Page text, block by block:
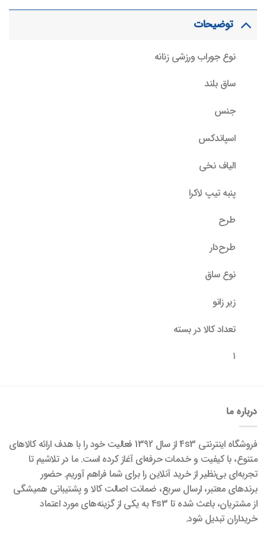
توضیحات
نوع جوراب ورزشی زنانه
ساق بلند
جنس
اسپاندکس
الیاف نخی
پنبه تیپ لاکرا
طرح
طرح‌دار
نوع ساق
زیر زانو
تعداد کالا در بسته
۱
درباره ما
فروشگاه اینترنتی 4s3 از سال 1392 فعالیت خود را با هدف ارائه کالاهای
متنوع، با کیفیت و خدمات حرفه‌ای آغاز کرده است. ما در تلاشیم تا
تجربه‌ای بی‌نظیر از خرید آنلاین را برای شما فراهم آوریم. حضور
برندهای معتبر، ارسال سریع، ضمانت اصالت کالا و پشتیبانی همیشگی
از مشتریان، باعث شده تا 4s3 به یکی از گزینه‌های مورد اعتماد
خریداران تبدیل شود.